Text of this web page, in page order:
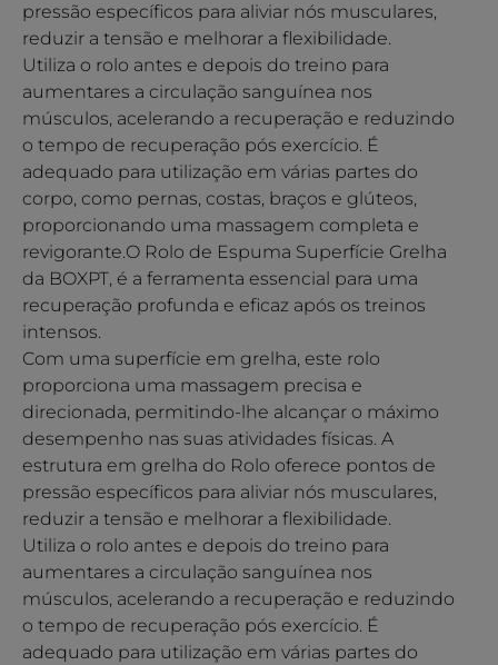
pressão específicos para aliviar nós musculares,
reduzir a tensão e melhorar a flexibilidade.
Utiliza o rolo antes e depois do treino para
aumentares a circulação sanguínea nos
músculos, acelerando a recuperação e reduzindo
o tempo de recuperação pós exercício. É
adequado para utilização em várias partes do
corpo, como pernas, costas, braços e glúteos,
proporcionando uma massagem completa e
revigorante.O Rolo de Espuma Superfície Grelha
da BOXPT, é a ferramenta essencial para uma
recuperação profunda e eficaz após os treinos
intensos.
Com uma superfície em grelha, este rolo
proporciona uma massagem precisa e
direcionada, permitindo-lhe alcançar o máximo
desempenho nas suas atividades físicas. A
estrutura em grelha do Rolo oferece pontos de
pressão específicos para aliviar nós musculares,
reduzir a tensão e melhorar a flexibilidade.
Utiliza o rolo antes e depois do treino para
aumentares a circulação sanguínea nos
músculos, acelerando a recuperação e reduzindo
o tempo de recuperação pós exercício. É
adequado para utilização em várias partes do